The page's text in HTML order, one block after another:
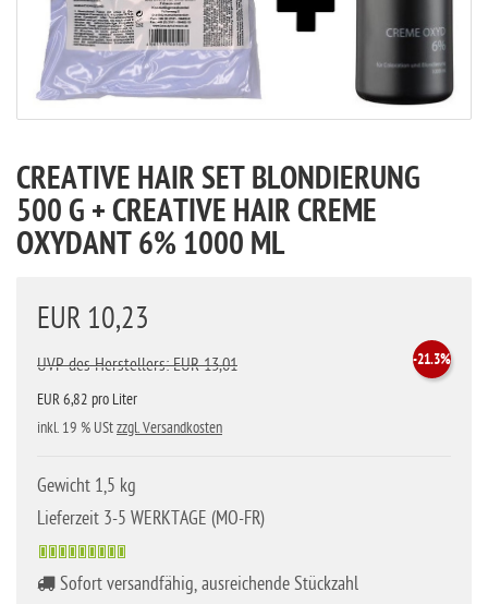
CREATIVE HAIR SET BLONDIERUNG
500 G + CREATIVE HAIR CREME
OXYDANT 6% 1000 ML
EUR 10,23
-21.3%
UVP des Herstellers: EUR 13,01
EUR 6,82 pro Liter
inkl. 19 % UStzzgl. Versandkosten
Gewicht 1,5 kg
Lieferzeit 3-5 WERKTAGE (MO-FR)
Sofort versandfähig, ausreichende Stückzahl